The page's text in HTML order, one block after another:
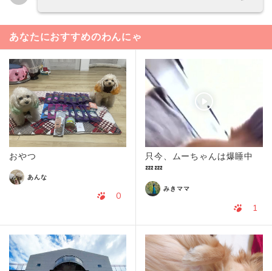
あなたにおすすめのわんにゃ
おやつ
あんな
0
只今、ムーちゃんは爆睡中
💤💤
みきママ
1